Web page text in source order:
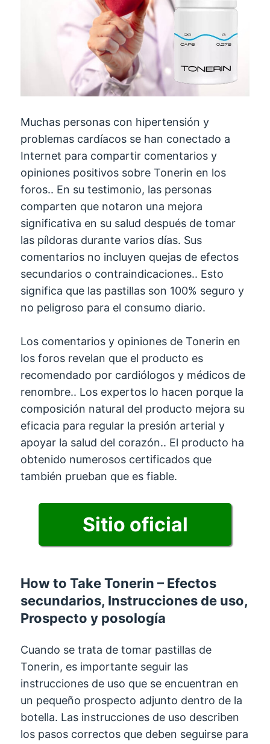
Muchas personas con hipertensión y
problemas cardíacos se han conectado a
Internet para compartir comentarios y
opiniones positivos sobre Tonerin en los
foros.. En su testimonio, las personas
comparten que notaron una mejora
significativa en su salud después de tomar
las píldoras durante varios días. Sus
comentarios no incluyen quejas de efectos
secundarios o contraindicaciones.. Esto
significa que las pastillas son 100% seguro y
no peligroso para el consumo diario.
Los comentarios y opiniones de Tonerin en
los foros revelan que el producto es
recomendado por cardiólogos y médicos de
renombre.. Los expertos lo hacen porque la
composición natural del producto mejora su
eficacia para regular la presión arterial y
apoyar la salud del corazón.. El producto ha
obtenido numerosos certificados que
también prueban que es fiable.
Sitio oficial
How to Take Tonerin – Efectos
secundarios, Instrucciones de uso,
Prospecto y posología
Cuando se trata de tomar pastillas de
Tonerin, es importante seguir las
instrucciones de uso que se encuentran en
un pequeño prospecto adjunto dentro de la
botella. Las instrucciones de uso describen
los pasos correctos que deben seguirse para